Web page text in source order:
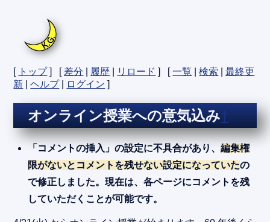
[ トップ] [ 差分 履歴 リロード ] [一覧 |検索 |最終更
新 |ヘルプ| ログイン ]
オンライン授業への意気込み†
「コメントの挿入」の設定に不具合があり、編集権
限がないとコメントを残せない設定になっていたの
で修正しました。現在は、各ページにコメントを残
していただくことが可能です。